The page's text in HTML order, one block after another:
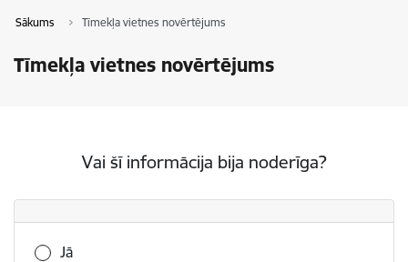
Sākums Tīmekļa vietnes novērtējums
Tīmekļa vietnes novērtējums
Vai šī informācija bija noderīga?
Vai šī informācija bija noderīga?
Jā